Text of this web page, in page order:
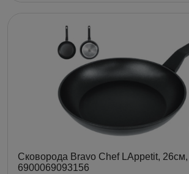
Сковорода Bravo Chef LAppetit, 26см,
6900069093156